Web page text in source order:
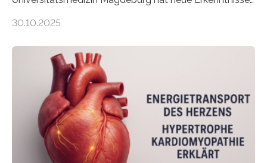
behandelt werden kann. In ihrer aktuellen Studie,
Oncology, zeigen die Forschenden, dass Mini-Tumore
aus Gewebe von Patientinnen und Patienten –
sogenannte Organoide – genutzt werden können, um
vorab zu prüfen, welche Medikamente am besten
wirken. Dabei wurde ein Eiweiß identifiziert, das künftig
als Biomarker für die Wahl der passenden Therapie
dienen könnte. Darmkrebs zählt weltweit zu den
häufigsten Krebsarten und stellt…
30.10.2025